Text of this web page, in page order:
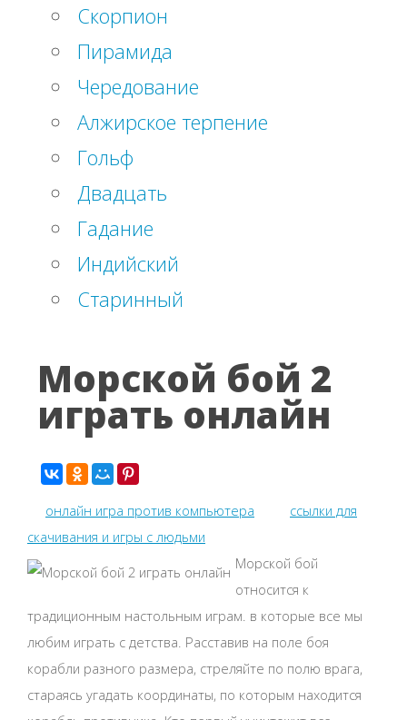
Скорпион
Пирамида
Чередование
Алжирское терпение
Гольф
Двадцать
Гадание
Индийский
Старинный
Морской бой 2
играть онлайн
онлайн игра против компьютера
ссылки для
скачивания и игры с людьми
Морской бой
относится к
традиционным настольным играм. в которые все мы
любим играть с детства. Расставив на поле боя
корабли разного размера, стреляйте по полю врага,
стараясь угадать координаты, по которым находится